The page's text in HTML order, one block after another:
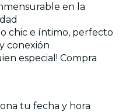
en la
chic e íntimo, perfecto
conexión
especial! Compra
tu fecha y hora